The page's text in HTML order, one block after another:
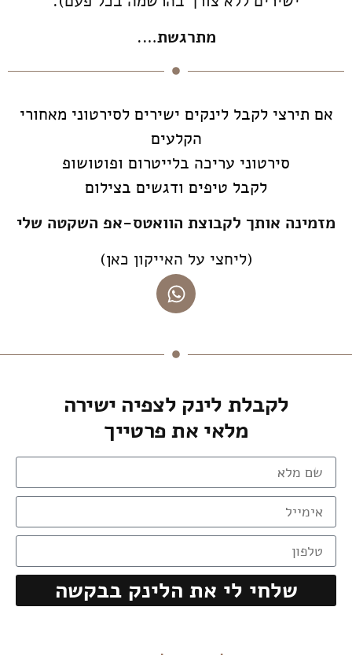
מתרגשת….
אם תירצי לקבל לינקים ישירים לסירטוני מאחורי
הקלעים
סירטוני עריכה בלייטרום ופוטושופ
לקבל טיפים ודגשים בצילום
מזמינה אותך לקבוצת הוואטס-אפ השקטה שלי
(ליחצי על האייקון כאן)
לקבלת לינק לצפיה ישירה
מלאי את פרטייך
שלחי לי את הלינק בבקשה